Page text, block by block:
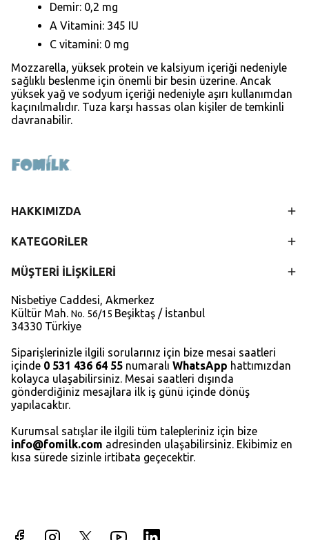
Demir: 0,2 mg
A Vitamini: 345 IU
C vitamini: 0 mg
Mozzarella, yüksek protein ve kalsiyum içeriği nedeniyle
sağlıklı beslenme için önemli bir besin üzerine. Ancak
yüksek yağ ve sodyum içeriği nedeniyle aşırı kullanımdan
kaçınılmalıdır. Tuza karşı hassas olan kişiler de temkinli
davranabilir.
HAKKIMIZDA
KATEGORİLER
MÜŞTERİ İLİŞKİLERİ
Nisbetiye Caddesi, Akmerkez
Kültür Mah. No. 56/15 Beşiktaş / İstanbul
34330 Türkiye
Siparişlerinizle ilgili sorularınız için bize mesai saatleri
içinde 0 531 436 64 55 numaralı WhatsApp hattımızdan
kolayca ulaşabilirsiniz. Mesai saatleri dışında
gönderdiğiniz mesajlara ilk iş günü içinde dönüş
yapılacaktır.
Kurumsal satışlar ile ilgili tüm talepleriniz için bize
info@fomilk.com adresinden ulaşabilirsiniz. Ekibimiz en
kısa sürede sizinle irtibata geçecektir.